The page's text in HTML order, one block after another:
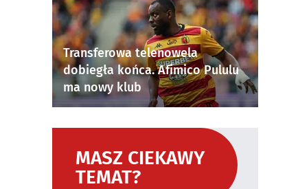
Transferowa telenowela
dobiegła końca. Afimico Pululu
ma nowy klub
MASZ CIEKAWY
TEMAT?